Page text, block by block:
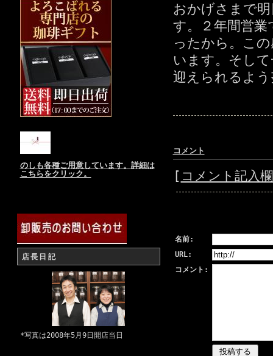
のしも各種ご用意しています。詳細は
こちらをクリック。
店長日記
*写真は2008年5月9日開店当日
おかげさまで
す。２年間営
ったから。こ
います。そし
迎えられるよ
コメント
[ コメント記入
名前:
URL:
コメント: